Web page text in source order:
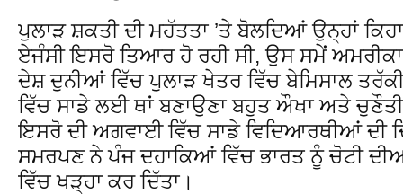
ਪੁਲਾੜ ਸ਼ਕਤੀ ਦੀ ਮਹੱਤਤਾ ’ਤੇ ਬੋਲਦਿਆਂ ਉਨ੍ਹਾਂ
ਏਜੰਸੀ ਇਸਰੋ ਤਿਆਰ ਹੋ ਰਹੀ ਸੀ, ਉਸ ਸਮੇਂ
ਦੇਸ਼ ਦੁਨੀਆਂ ਵਿੱਚ ਪੁਲਾੜ ਖੇਤਰ ਵਿੱਚ ਬੇਮਿਸਾਲ
ਵਿੱਚ ਸਾਡੇ ਲਈ ਥਾਂ ਬਣਾਉਣਾ ਬਹੁਤ ਔਖਾ ਅਤੇ
ਇਸਰੋ ਦੀ ਅਗਵਾਈ ਵਿੱਚ ਸਾਡੇ ਵਿਦਿਆਰਥੀਆਂ ਦੀ
ਸਮਰਪਣ ਨੇ ਪੰਜ ਦਹਾਕਿਆਂ ਵਿੱਚ ਭਾਰਤ ਨੂੰ ਚੋਟੀ
ਵਿੱਚ ਖੜ੍ਹਾ ਕਰ ਦਿੱਤਾ।